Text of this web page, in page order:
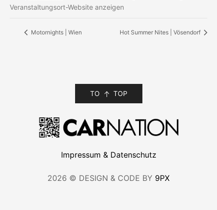
Veranstaltungsort-Website anzeigen
Motornights | Wien Hot Summer Nites | Vösendorf
TO TOP
Impressum & Datenschutz
2026 © DESIGN & CODE BY 9PX